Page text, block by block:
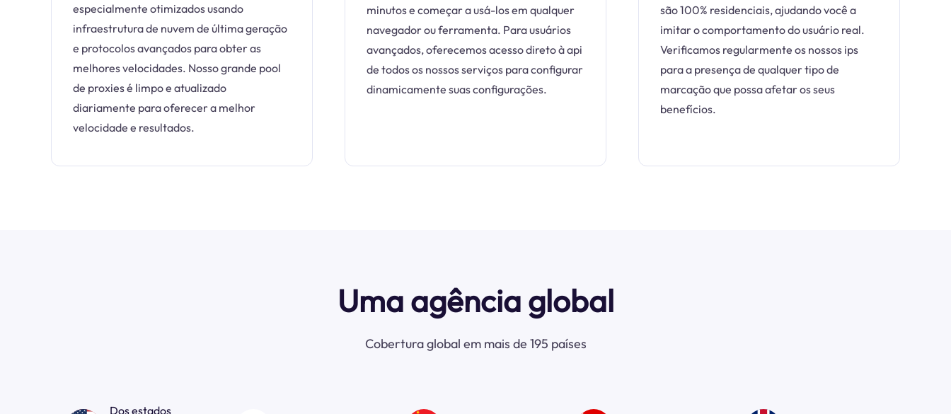
especialmente otimizados usando
infraestrutura de nuvem de última geração
e protocolos avançados para obter as
melhores velocidades. Nosso grande pool
de proxies é limpo e atualizado
diariamente para oferecer a melhor
velocidade e resultados.
minutos e começar a usá-los em qualquer
navegador ou ferramenta. Para usuários
avançados, oferecemos acesso direto à api
de todos os nossos serviços para configurar
dinamicamente suas configurações.
são 100% residenciais, ajudando você a
imitar o comportamento do usuário real.
Verificamos regularmente os nossos ips
para a presença de qualquer tipo de
marcação que possa afetar os seus
benefícios.
Uma agência global
Cobertura global em mais de 195 países
Dos estados